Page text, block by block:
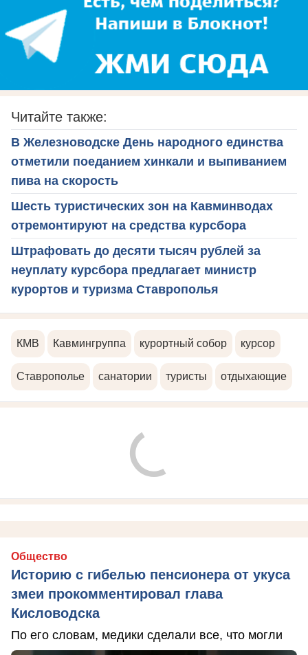
Читайте также:
В Железноводске День народного единства
отметили поеданием хинкали и выпиванием
пива на скорость
Шесть туристических зон на Кавминводах
отремонтируют на средства курсбора
Штрафовать до десяти тысяч рублей за
неуплату курсбора предлагает министр
курортов и туризма Ставрополья
КМВ Кавмингруппа курортный собор курсор
Ставрополье санатории туристы отдыхающие
Общество
Историю с гибелью пенсионера от укуса
змеи прокомментировал глава
Кисловодска
По его словам, медики сделали все, что могли